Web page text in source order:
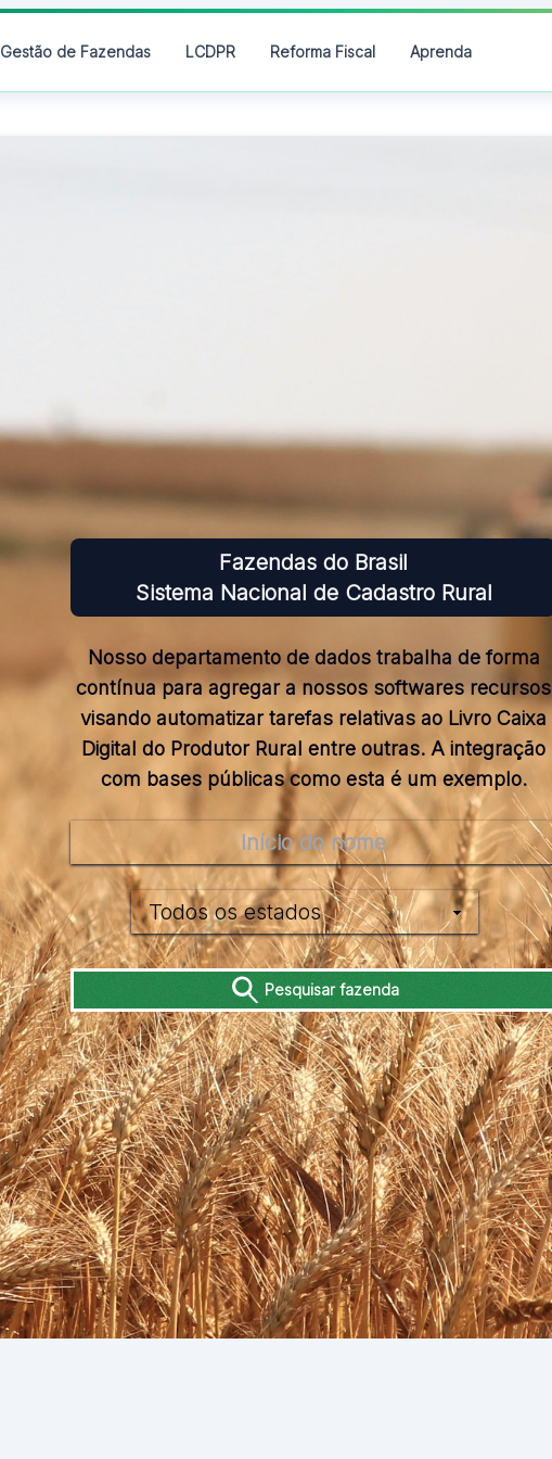
Gestão de Fazendas LCDPR Reforma Fiscal Aprenda
Fazendas do Brasil
Sistema Nacional de Cadastro Rural
Nosso departamento de dados trabalha de forma
contínua para agregar a nossos softwares recursos
visando automatizar tarefas relativas ao Livro Caixa
Digital do Produtor Rural entre outras. A integração
com bases públicas como esta é um exemplo.
Pesquisar fazenda